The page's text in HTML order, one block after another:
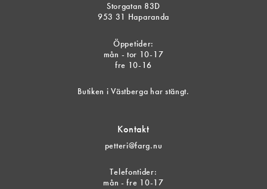
Storgatan 83D
953 31 Haparanda
Öppetider:
mån - tor 10-17
fre 10-16
Butiken i Västberga har stängt.
Kontakt
petteri@farg.nu
Telefontider:
mån - fre 10-17